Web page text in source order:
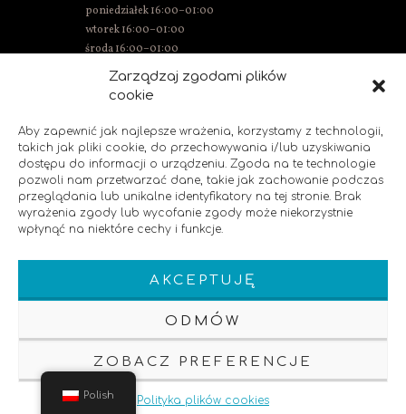
Zarządzaj zgodami plików
cookie
Aby zapewnić jak najlepsze wrażenia, korzystamy z technologii,
takich jak pliki cookie, do przechowywania i/lub uzyskiwania
dostępu do informacji o urządzeniu. Zgoda na te technologie
pozwoli nam przetwarzać dane, takie jak zachowanie podczas
przeglądania lub unikalne identyfikatory na tej stronie. Brak
wyrażenia zgody lub wycofanie zgody może niekorzystnie
wpłynąć na niektóre cechy i funkcje.
AKCEPTUJĘ
ODMÓW
ZOBACZ PREFERENCJE
Polityka plików cookies
poniedziałek 16:00–01:00
wtorek 16:00–01:00
środa 16:00–01:00
czwartek 15:00–01:00
piątek 15:00–02:00
niedziela 14:00–00:00
SOCIAL MEDIA
Klauzula Informacyjna
Pozycjonowanie strony
Polish